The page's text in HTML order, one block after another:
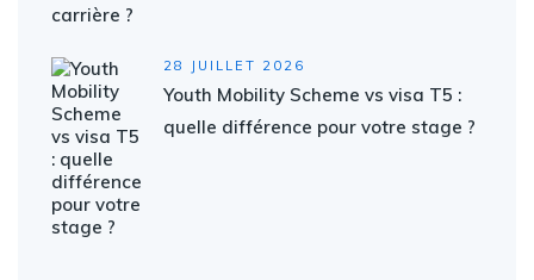
28 JUILLET 2026
Youth Mobility Scheme vs visa T5 :
quelle différence pour votre stage ?